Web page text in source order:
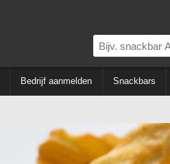
Bedrijf aanmelden Snackbars